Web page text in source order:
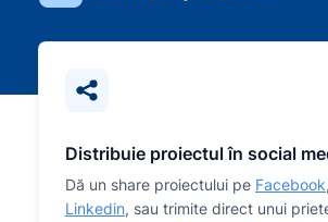
Distribuie proiectul în social
Dă un share proiectului pe Facebook,
Linkedin, sau trimite direct unui